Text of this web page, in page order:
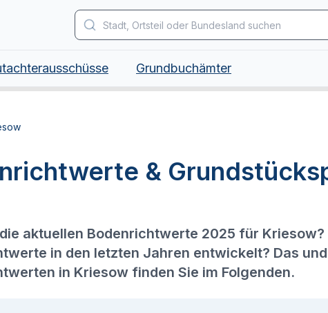
Grundbuchämter
&
aktuellen Bodenrichtwerte 2025 für Kriesow?
in den letzten Jahren entwickelt? Das
in Kriesow finden Sie im Folgenden.